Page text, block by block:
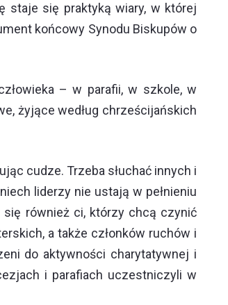
staje się praktyką wiary, w której
końcowy Synodu Biskupów o
– w parafii, w szkole, w
żyjące według chrześcijańskich
cudze. Trzeba słuchać innych i
liderzy nie ustają w pełnieniu
się również ci, którzy chcą czynić
a także członków ruchów i
do aktywności charytatywnej i
i parafiach uczestniczyli w